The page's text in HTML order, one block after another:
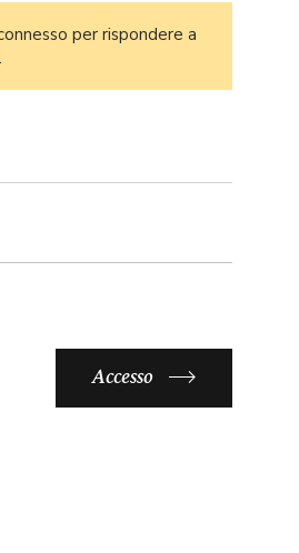
per rispondere a
Accesso